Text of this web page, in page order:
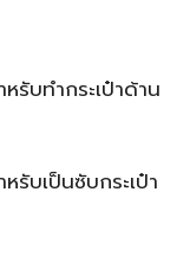
รับทำกระเป๋าด้าน
บเป็นซับกระเป๋า